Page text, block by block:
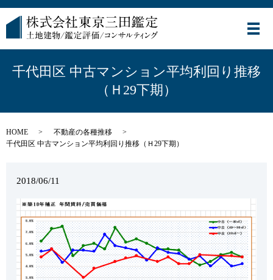
メ
千代田区 中古マンション平均利回り推移
（Ｈ29下期）
HOME
不動産の各種推移
千代田区 中古マンション平均利回り推移（Ｈ29下期）
2018/06/11